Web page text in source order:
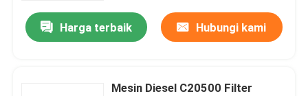
Harga terbaik Hubungi kami
Mesin Diesel C20500 Filter